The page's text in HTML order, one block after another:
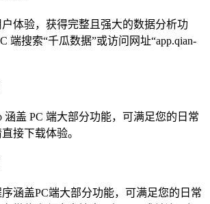
体验，获得完整且强大的数据分析功
端搜索“千瓜数据”或访问网址“app.qian-
涵盖 PC 端大部分功能，可满足您的日常
接下载体验。
序涵盖PC端大部分功能，可满足您的日常